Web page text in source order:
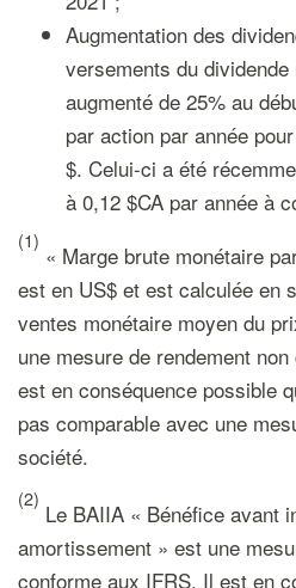
Augmentation des
versements du
augmenté de 25% au
par action par année
$. Celui-ci a été
à 0,12 $CA par année à
(1)
« Marge brute monétaire
est en US$ et est calculée en
ventes monétaire moyen du
une mesure de rendement
est en conséquence possible
pas comparable avec une
société.
(2)
Le BAIIA « Bénéfice avant
amortissement » est une
conforme aux IFRS. Il est en